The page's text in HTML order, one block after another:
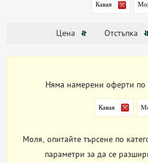
Кавая
Цена Отстъпка
Няма намерени оферти по
Кавая
Моля, опитайте търсене по
параметри за да се